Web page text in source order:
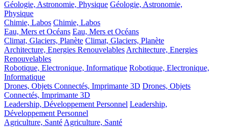
Géologie, Astronomie, Physique Géologie, Astronomie,
Physique
Chimie, Labos Chimie, Labos
Eau, Mers et Océans Eau, Mers et Océans
Climat, Glaciers, Planète Climat, Glaciers, Planète
Architecture, Energies Renouvelables Architecture, Energies
Renouvelables
Robotique, Electronique, Informatique Robotique, Electronique,
Informatique
Drones, Objets Connectés, Imprimante 3D Drones, Objets
Connectés, Imprimante 3D
Leadership, Développement Personnel Leadership,
Développement Personnel
Agriculture, Santé Agriculture, Santé